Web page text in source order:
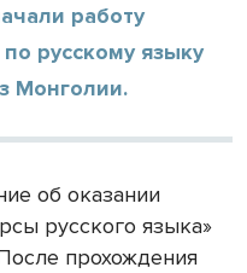
работу
русскому языку
Монголии.
об оказании
русского языка»
прохождения